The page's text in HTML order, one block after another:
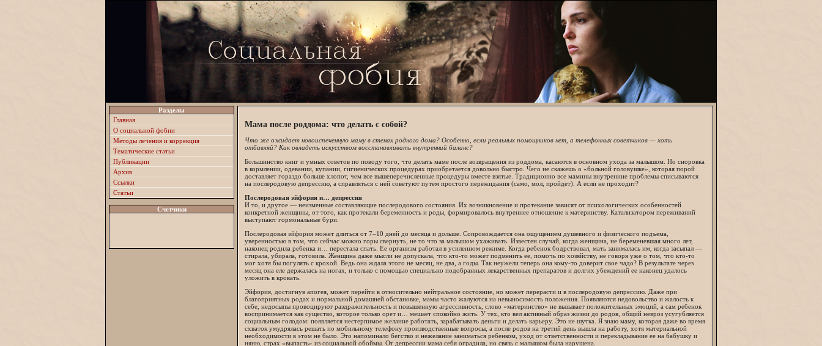
Разделы
Главная
О социальной фобии
Методы лечения и коррекция
Тематические статьи
Публикации
Архив
Ссылки
Статьи
Счетчики
Мама после роддома: что делать с собой?
Что же ожидает новоиспеченную маму в стенах родного дома? Особенно, если реальных помощников нет, а телефонных советчиков — хоть
отбавляй? Как овладеть искусством восстанавливать внутренний баланс?
Большинство книг и умных советов по поводу того, что делать маме после возвращения из роддома, касаются в основном ухода за малышом. Но сноровка
в кормлении, одевании, купании, гигиенических процедурах приобретается довольно быстро. Чего не скажешь о «больной головушке», которая порой
доставляет гораздо больше хлопот, чем все вышеперечисленные процедуры вместе взятые. Традиционно все мамины внутренние проблемы списываются
на послеродовую депрессию, а справляться с ней советуют путем простого пережидания (само, мол, пройдет). А если не проходит?
Послеродовая эйфория и… депрессия
И то, и другое — неизменные составляющие послеродового состояния. Их возникновение и протекание зависят от психологических особенностей
конкретной женщины, от того, как протекали беременность и роды, формировалось внутреннее отношение к материнству. Катализатором переживаний
выступают гормональные бури.
Послеродовая эйфория может длиться от 7–10 дней до месяца и дольше. Сопровождается она ощущением душевного и физического подъема,
уверенностью в том, что сейчас можно горы свернуть, не то что за малышом ухаживать. Известен случай, когда женщина, не беременевшая много лет,
наконец родила ребенка и… перестала спать. Ее организм работал в усиленном режиме. Когда ребенок бодрствовал, мать занималась им, когда засыпал —
стирала, убирала, готовила. Женщина даже мысли не допускала, что кто-то может подменить ее, помочь по хозяйству, не говоря уже о том, что кто-то
мог хотя бы погулять с крохой. Ведь она ждала этого не месяц, не два, а годы. Так неужели теперь она кому-то доверит свое чадо? В результате через
месяц она еле держалась на ногах, и только с помощью специально подобранных лекарственных препаратов и долгих убеждений ее наконец удалось
уложить в кровать.
Эйфория, достигнув апогея, может перейти в относительно нейтральное состояние, но может перерасти и в послеродовую депрессию. Даже при
благоприятных родах и нормальной домашней обстановке, мамы часто жалуются на невыносимость положения. Появляются недовольство и жалость к
себе, недосыпы провоцируют раздражительность и повышенную агрессивность, слово «материнство» не вызывает положительных эмоций, а сам ребенок
воспринимается как существо, которое только орет и… мешает спокойно жить. У тех, кто вел активный образ жизни до родов, общий невроз усугубляется
социальным голодом: появляется нестерпимое желание работать, зарабатывать деньги и делать карьеру. Это не шутка. Я знаю маму, которая даже во время
схваток умудрялась решать по мобильному телефону производственные вопросы, а после родов на третий день вышла на работу, хотя материальной
необходимости в этом не было. Это напоминало бегство и нежелание заниматься ребенком, уход от ответственности и перекладывание ее на бабушку и
няню, страх «выпасть» из социальной обоймы. От депрессии мама себя оградила, но связь с малышом была нарушена.